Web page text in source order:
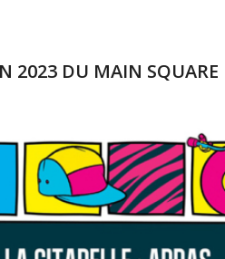
2023 DU MAIN SQUARE